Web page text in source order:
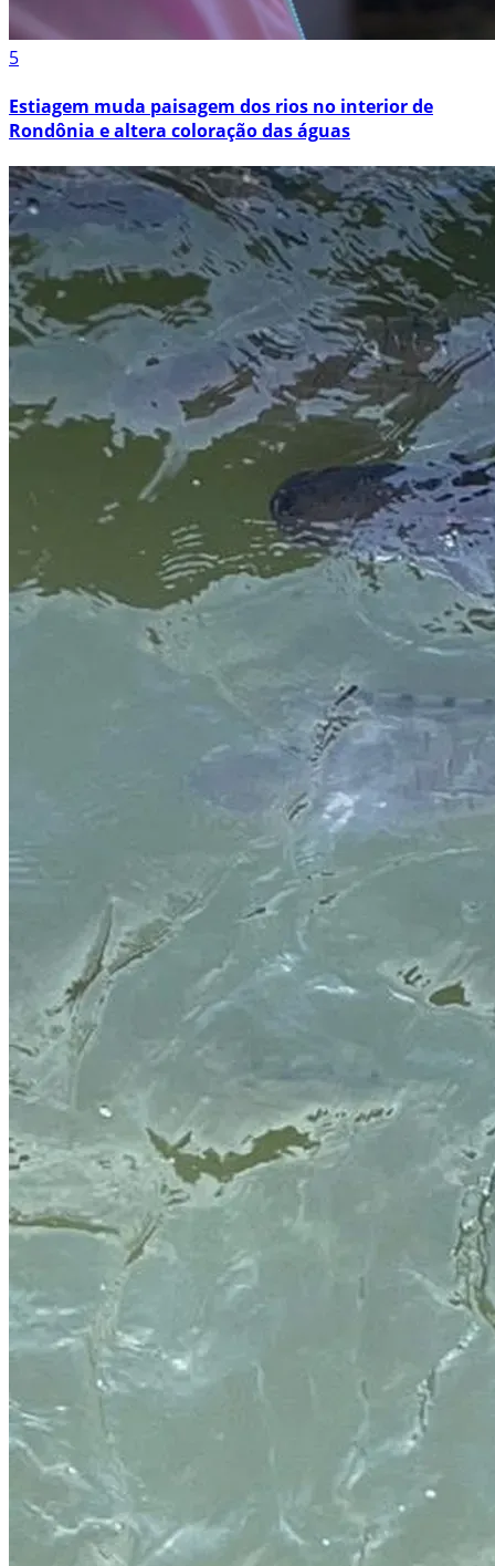
5
Estiagem muda paisagem dos rios no interior de
Rondônia e altera coloração das águas